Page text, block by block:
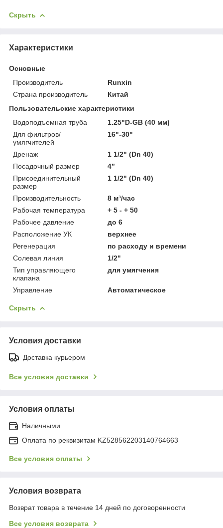
Скрыть
Характеристики
Основные
Производитель
Runxin
Страна производитель
Китай
Пользовательские характеристики
Водоподъемная труба
1.25"D-GB (40 мм)
Для фильтров/
умягчителей
16"-30"
Дренаж
1 1/2" (Dn 40)
Посадочный размер
4”
Присоединительный
размер
1 1/2" (Dn 40)
Производительность
8 м³/час
Рабочая температура
+ 5 - + 50
Рабочее давление
до 6
Расположение УК
верхнее
Регенерация
по расходу и времени
Солевая линия
1/2"
Тип управляющего
клапана
для умягчения
Управление Автоматическое
Скрыть
Условия доставки
Доставка курьером
Все условия доставки
Условия оплаты
Наличными
Оплата по реквизитам KZ528562203140764663
Все условия оплаты
Условия возврата
Возврат товара в течение 14 дней по договоренности
Все условия возврата